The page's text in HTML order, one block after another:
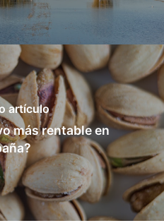
artículo
más rentable en